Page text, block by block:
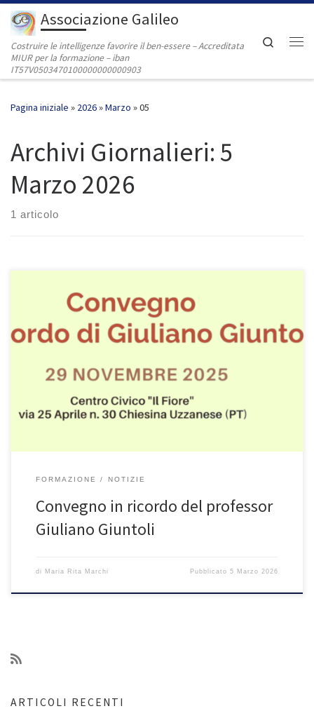
Passa al contenuto
Associazione Galileo
Costruire le intelligenze favorire il ben-essere – Accreditata
MIUR per la formazione – iban
IT57V0503470100000000000903
Search
Pagina iniziale » 2026»Marzo »05
Archivi Giornalieri: 5
Marzo 2026
1 articolo
https://galileoeducational.net/rivista/1067-2/
FORMAZIONE NOTIZIE
Convegno in ricordo del professor
Giuliano Giuntoli
di Maria Rita Marchi Pubblicato5 Marzo 2026
ARTICOLI RECENTI